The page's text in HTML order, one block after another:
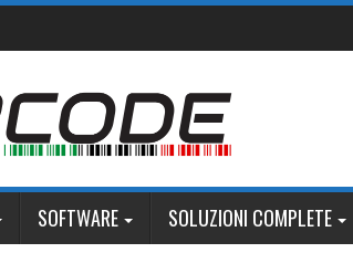
SOFTWARE SOLUZIONI COMPLETE